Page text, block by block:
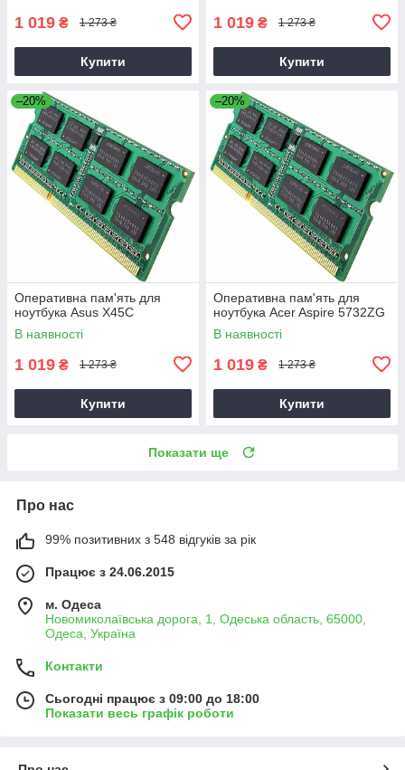
1 019 ₴ 1 273 ₴
Купити
1 019 ₴ 1 273 ₴
Купити
–20%
Оперативна пам'ять для
ноутбука Asus X45C
В наявності
1 019 ₴ 1 273 ₴
Купити
–20%
Оперативна пам'ять для
ноутбука Acer Aspire 5732ZG
В наявності
1 019 ₴ 1 273 ₴
Купити
Показати ще
Про нас
99% позитивних з 548 відгуків за рік
Працює з 24.06.2015
м. Одеса
Новомиколаївська дорога, 1, Одеська область, 65000,
Одеса, Україна
Контакти
Сьогодні працює з 09:00 до 18:00
Показати весь графік роботи